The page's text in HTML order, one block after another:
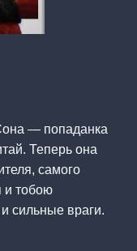
— попаданка
Теперь она
самого
и тобою
сильные враги.